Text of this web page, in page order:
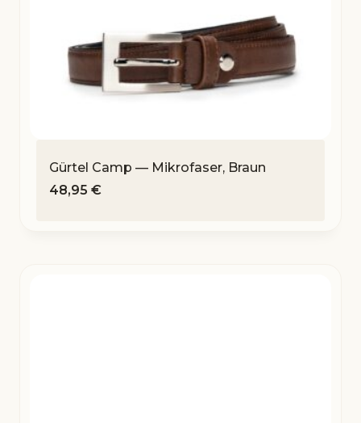
Gürtel Camp — Mikrofaser, Braun
48,95 €